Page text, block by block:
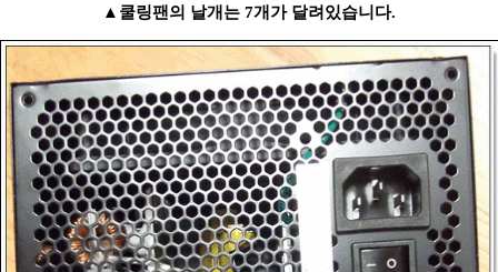
▲쿨링팬의 날개는 7개가 달려있습니다.